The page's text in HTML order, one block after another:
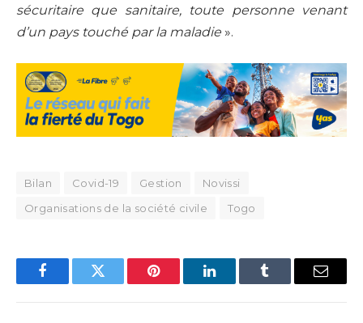
sécuritaire que sanitaire, toute personne venant
d’un pays touché par la maladie ».
Bilan Covid-19 Gestion
Novissi
Organisations de la société civile
Togo
FacebookTwitter Pinterest LinkedInTumblr Email